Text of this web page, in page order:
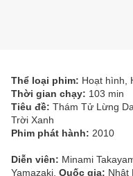
Thể loại phim: Hoạt hình,
Thời gian chạy: 103 min
Tiêu đề: Thám Tử Lừng
Trời Xanh
Phim phát hành: 2010
Diễn viên: Minami
Yamazaki, Quốc gia: Nhật